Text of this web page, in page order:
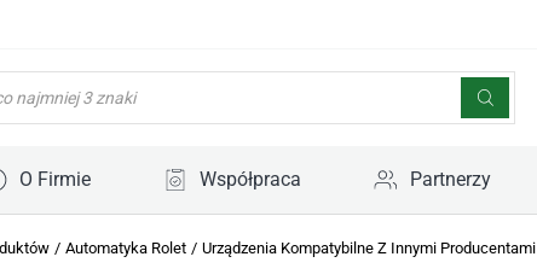
O Firmie Współpraca Partnerzy
/ Automatyka Rolet / Urządzenia Kompatybilne Z Innymi Producentami